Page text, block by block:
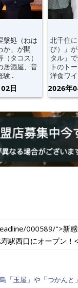
槃処（ねは
か」が開
タコス）
居酒屋、音
験...
日
北千住
び）」
タル」
トのト
洋食ワ
2026年
000589/">新感
駅西口にオープン！
「玉屋」や「つかん